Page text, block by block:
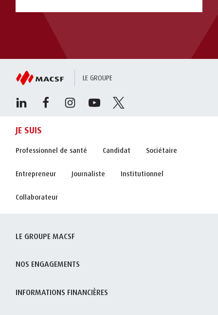
LE GROUPE
JE SUIS
Professionnel de santé Candidat Sociétaire
Entrepreneur Journaliste Institutionnel
Collaborateur
LE GROUPE MACSF
NOS ENGAGEMENTS
INFORMATIONS FINANCIÈRES